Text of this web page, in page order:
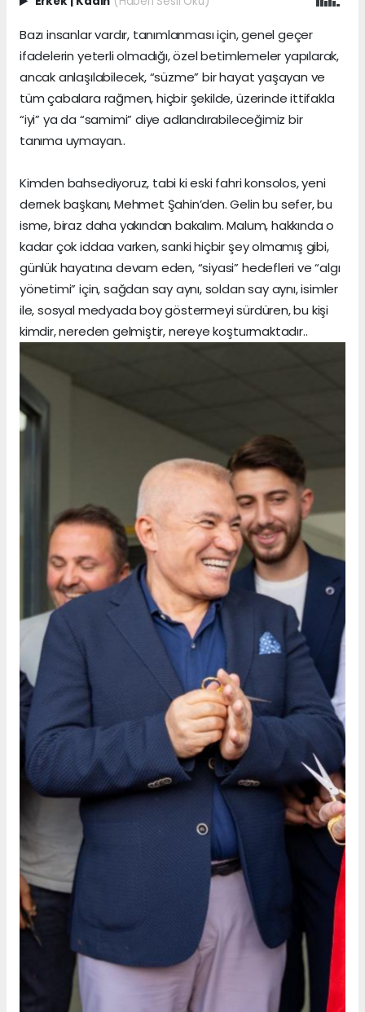
Bazı insanlar vardır, tanımlanması için, genel geçer
ifadelerin yeterli olmadığı, özel betimlemeler yapılarak,
ancak anlaşılabilecek, “süzme” bir hayat yaşayan ve
tüm çabalara rağmen, hiçbir şekilde, üzerinde ittifakla
“iyi” ya da “samimi” diye adlandırabileceğimiz bir
tanıma uymayan..
Kimden bahsediyoruz, tabi ki eski fahri konsolos, yeni
dernek başkanı, Mehmet Şahin’den. Gelin bu sefer, bu
isme, biraz daha yakından bakalım. Malum, hakkında o
kadar çok iddaa varken, sanki hiçbir şey olmamış gibi,
günlük hayatına devam eden, “siyasi” hedefleri ve “algı
yönetimi” için, sağdan say aynı, soldan say aynı, isimler
ile, sosyal medyada boy göstermeyi sürdüren, bu kişi
kimdir, nereden gelmiştir, nereye koşturmaktadır..